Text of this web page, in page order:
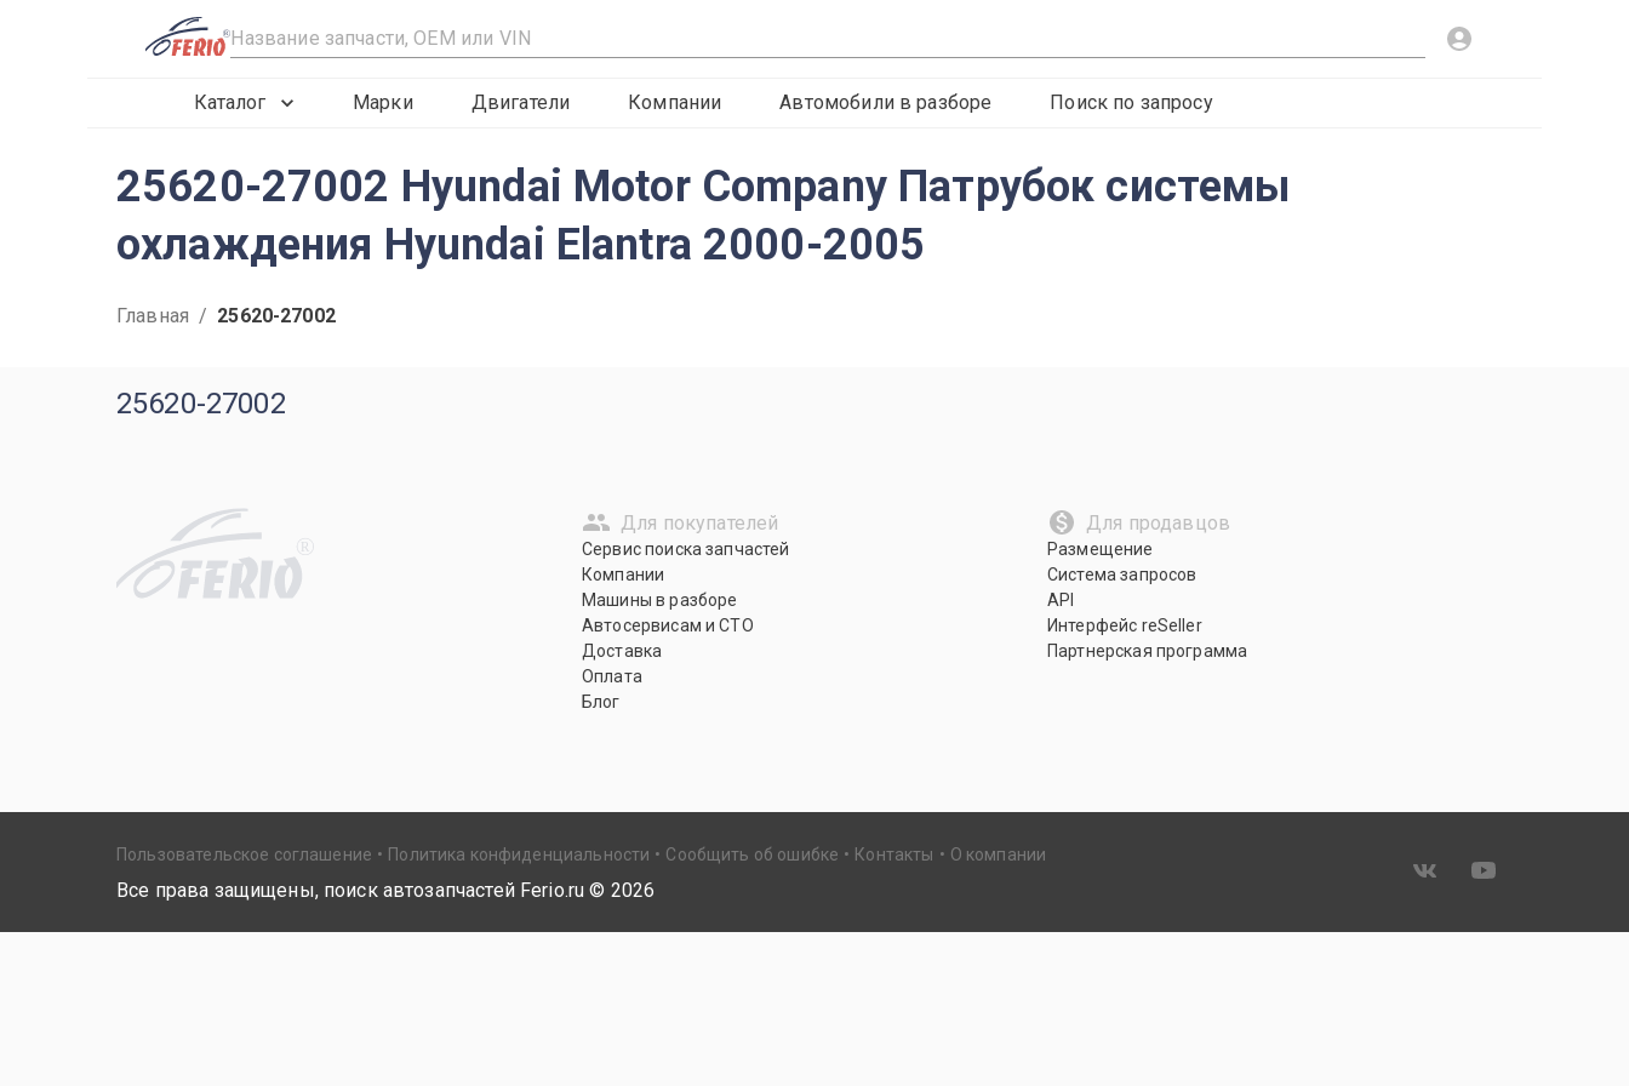
R
Каталог Марки Двигатели Компании Автомобили в разборе Поиск по запросу
25620-27002 Hyundai Motor Company Патрубок системы
охлаждения Hyundai Elantra 2000-2005
Главная / 25620-27002
25620-27002
R
Для покупателей
Сервис поиска запчастей
Компании
Машины в разборе
Автосервисам и СТО
Доставка
Оплата
Блог
Для продавцов
Размещение
Система запросов
API
Интерфейс reSeller
Партнерская программа
Пользовательское соглашение Политика конфиденциальности Сообщить об ошибке Контакты О компании
Все права защищены, поиск автозапчастей Ferio.ru © 2026